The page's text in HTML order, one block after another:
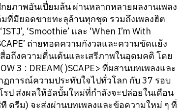
ยภาพอันเปี่ยมล้น ผ่านหลากหลายผลงานเพลง
ที่มียอดขายทะลุล้านทุกชุด รวมถึงเพลงฮิต
‘Smoothie’ และ ‘When I’m With
ถ่ายทอดความกังวลและความขัดแย้ง
สื่อถึงความตื่นเต้นและเสรีภาพในอุดมคติ โดย
3 : DREAM( )SCAPE> ที่ผสานบทเพลงและ
ฏการณ์ความประทับใจไปทั่วโลก กับ 37 รอบ
รป ส่งผลให้อัลบั้มใหม่ที่กำลังจะปล่อยในเดือน
ดรีม) จะส่งผ่านบทเพลงและข้อความใหม่ ๆ ที่